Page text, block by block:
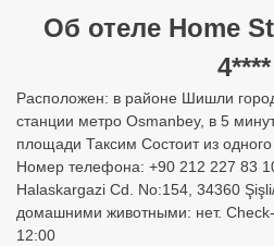
Об отеле Home
4****
Расположен: в районе Шишли
станции метро Osmanbey, в 5
площади Таксим Состоит из
Номер телефона: +90 212 227 83
Halaskargazi Cd. No:154, 34360
домашними животными: нет.
12:00